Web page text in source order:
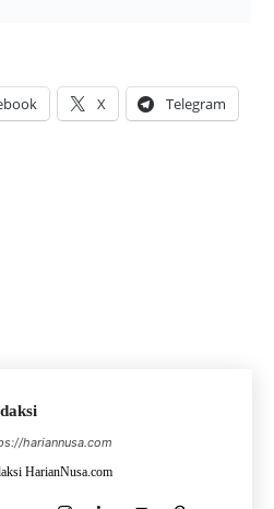
X Telegram
hariannusa.com
HarianNusa.com